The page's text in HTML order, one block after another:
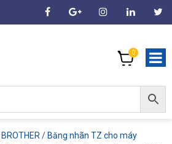
0
/ Băng nhãn TZ cho máy